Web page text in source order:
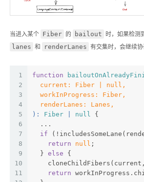
当进入某个 Fiber 的 bailout 时，如果检测
lanes 和 renderLanes 有交集时，会继续协
1
2
3
4
5
6
7
8
9
10
11
function
  current: Fiber | null,
  workInProgress: Fiber,
  renderLanes: Lanes,
): Fiber null
{
  ...
if
return
null ;
  }
else {
return